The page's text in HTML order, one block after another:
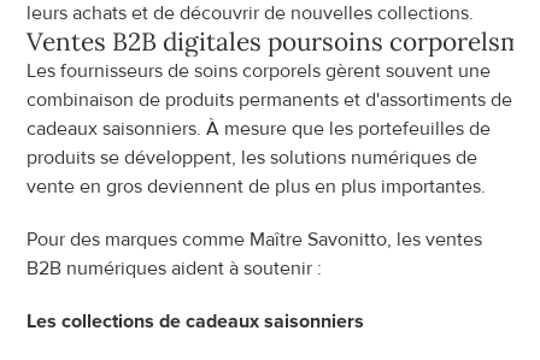
leurs achats et de découvrir de nouvelles collections.
Ventes B2B digitales poursoins corporels
Les fournisseurs de soins corporels gèrent souvent une
combinaison de produits permanents et d'assortiments de
cadeaux saisonniers. À mesure que les portefeuilles de
produits se développent, les solutions numériques de
vente en gros deviennent de plus en plus importantes.
Pour des marques comme Maître Savonitto, les ventes
B2B numériques aident à soutenir :
Les collections de cadeaux saisonniers